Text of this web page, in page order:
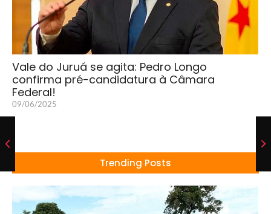
Vale do Juruá se agita: Pedro Longo
confirma pré-candidatura à Câmara
Federal!
09/06/2025
Trending Posts